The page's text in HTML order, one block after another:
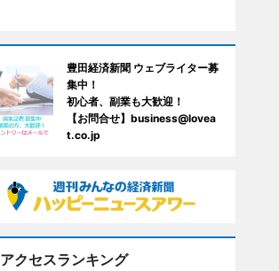
豊田経済新聞 ウェブライター募
集中！
初心者、副業も大歓迎！
【お問合せ】business@lovea
t.co.jp
アクセスランキング